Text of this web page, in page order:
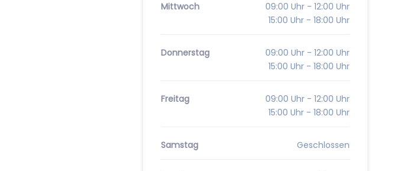
Mittwoch
09:00 Uhr - 12:00 Uhr
15:00 Uhr - 18:00 Uhr
Donnerstag
09:00 Uhr - 12:00 Uhr
15:00 Uhr - 18:00 Uhr
Freitag
09:00 Uhr - 12:00 Uhr
15:00 Uhr - 18:00 Uhr
Samstag Geschlossen